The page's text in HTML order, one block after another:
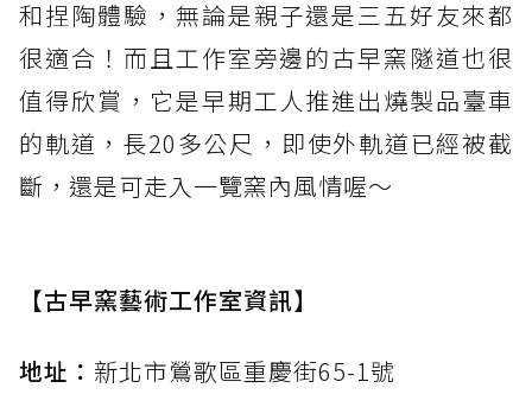
和捏陶體驗，無論是親子還是三五好友來都
很適合！而且工作室旁邊的古早窯隧道也很
值得欣賞，它是早期工人推進出燒製品臺車
的軌道，長20多公尺，即使外軌道已經被截
斷，還是可走入一覽窯內風情喔～
【古早窯藝術工作室資訊】
地址： 新北市鶯歌區重慶街65-1號